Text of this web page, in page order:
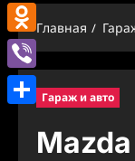
Главная
Гараж и авто
WhatsApp
Odnoklassniki
Viber